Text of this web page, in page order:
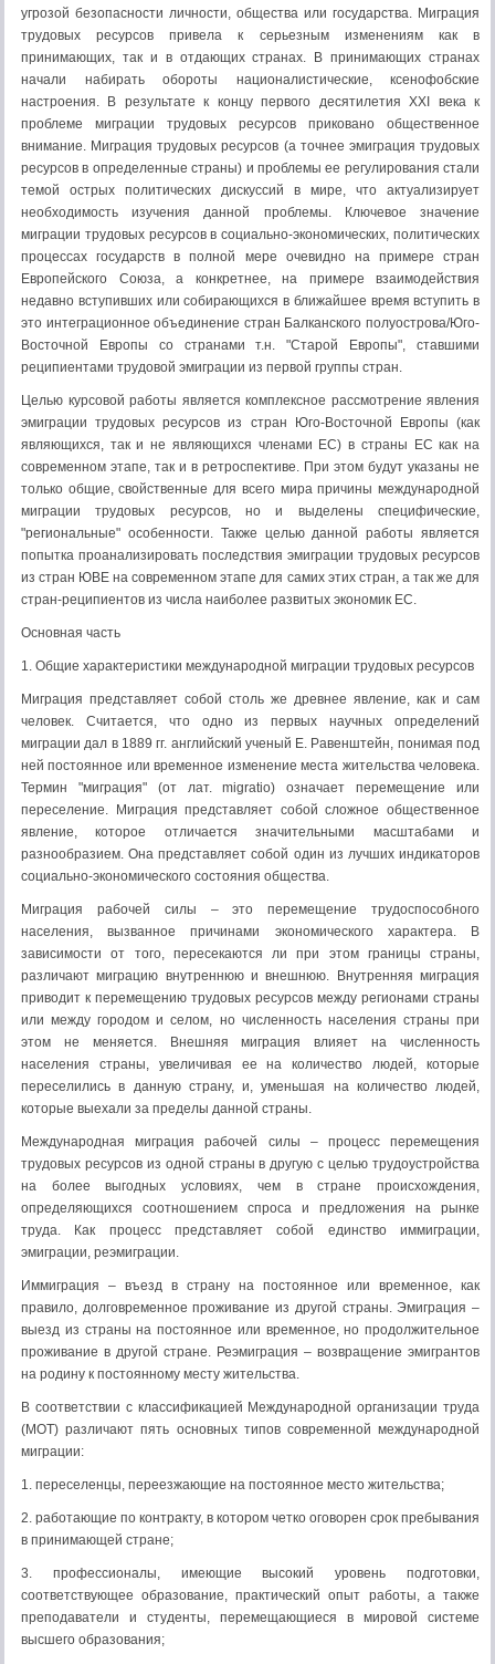
угрозой безопасности личности, общества или государства. Миграция
трудовых ресурсов привела к серьезным изменениям как в
принимающих, так и в отдающих странах. В принимающих странах
начали набирать обороты националистические, ксенофобские
настроения. В результате к концу первого десятилетия XXI века к
проблеме миграции трудовых ресурсов приковано общественное
внимание. Миграция трудовых ресурсов (а точнее эмиграция трудовых
ресурсов в определенные страны) и проблемы ее регулирования стали
темой острых политических дискуссий в мире, что актуализирует
необходимость изучения данной проблемы. Ключевое значение
миграции трудовых ресурсов в социально-экономических, политических
процессах государств в полной мере очевидно на примере стран
Европейского Союза, а конкретнее, на примере взаимодействия
недавно вступивших или собирающихся в ближайшее время вступить в
это интеграционное объединение стран Балканского полуострова/Юго-
Восточной Европы со странами т.н. "Старой Европы", ставшими
реципиентами трудовой эмиграции из первой группы стран.
Целью курсовой работы является комплексное рассмотрение явления
эмиграции трудовых ресурсов из стран Юго-Восточной Европы (как
являющихся, так и не являющихся членами ЕС) в страны ЕС как на
современном этапе, так и в ретроспективе. При этом будут указаны не
только общие, свойственные для всего мира причины международной
миграции трудовых ресурсов, но и выделены специфические,
"региональные" особенности. Также целью данной работы является
попытка проанализировать последствия эмиграции трудовых ресурсов
из стран ЮВЕ на современном этапе для самих этих стран, а так же для
стран-реципиентов из числа наиболее развитых экономик ЕС.
Основная часть
1. Общие характеристики международной миграции трудовых ресурсов
Миграция представляет собой столь же древнее явление, как и сам
человек. Считается, что одно из первых научных определений
миграции дал в 1889 гг. английский ученый Е. Равенштейн, понимая под
ней постоянное или временное изменение места жительства человека.
Термин "миграция" (от лат. migratio) означает перемещение или
переселение. Миграция представляет собой сложное общественное
явление, которое отличается значительными масштабами и
разнообразием. Она представляет собой один из лучших индикаторов
социально-экономического состояния общества.
Миграция рабочей силы – это перемещение трудоспособного
населения, вызванное причинами экономического характера. В
зависимости от того, пересекаются ли при этом границы страны,
различают миграцию внутреннюю и внешнюю. Внутренняя миграция
приводит к перемещению трудовых ресурсов между регионами страны
или между городом и селом, но численность населения страны при
этом не меняется. Внешняя миграция влияет на численность
населения страны, увеличивая ее на количество людей, которые
переселились в данную страну, и, уменьшая на количество людей,
которые выехали за пределы данной страны.
Международная миграция рабочей силы – процесс перемещения
трудовых ресурсов из одной страны в другую с целью трудоустройства
на более выгодных условиях, чем в стране происхождения,
определяющихся соотношением спроса и предложения на рынке
труда. Как процесс представляет собой единство иммиграции,
эмиграции, реэмиграции.
Иммиграция – въезд в страну на постоянное или временное, как
правило, долговременное проживание из другой страны. Эмиграция –
выезд из страны на постоянное или временное, но продолжительное
проживание в другой стране. Реэмиграция – возвращение эмигрантов
на родину к постоянному месту жительства.
В соответствии с классификацией Международной организации труда
(МОТ) различают пять основных типов современной международной
миграции:
1. переселенцы, переезжающие на постоянное место жительства;
2. работающие по контракту, в котором четко оговорен срок пребывания
в принимающей стране;
3. профессионалы, имеющие высокий уровень подготовки,
соответствующее образование, практический опыт работы, а также
преподаватели и студенты, перемещающиеся в мировой системе
высшего образования;